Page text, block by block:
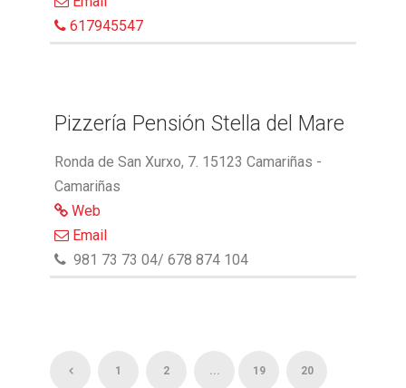
617945547
Pizzería Pensión Stella del Mare
Ronda de San Xurxo, 7. 15123 Camariñas -
Camariñas
Web
Email
981 73 73 04/ 678 874 104
1 2 ... 19 20